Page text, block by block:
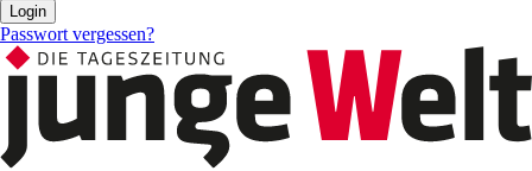
Login
Passwort vergessen?